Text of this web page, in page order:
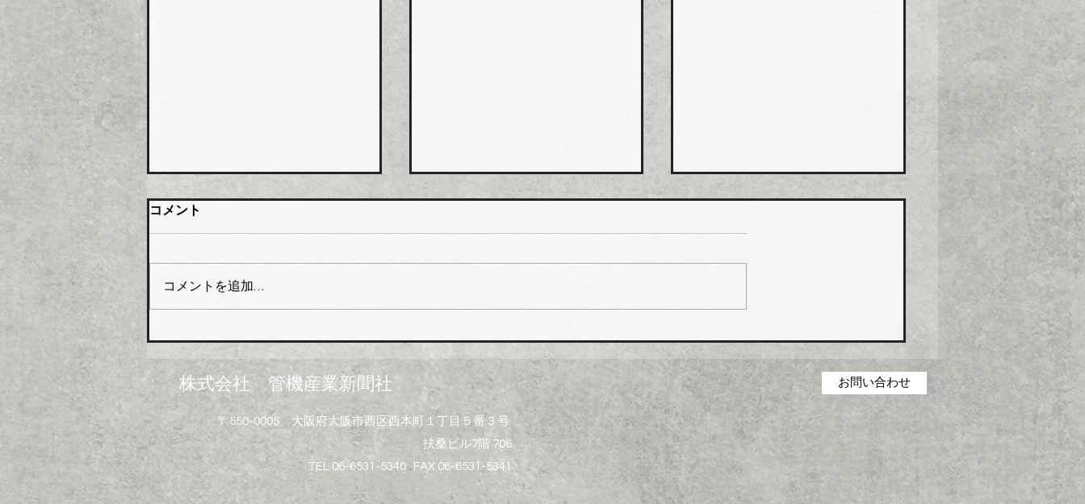
大阪管材組合 石油由来製品
の対策要望書を近畿経済産業
局へ
組合員企業１０４社を対象に
「中東情勢の変化に伴う供給不
米国・イスラエルのイランへ
の軍事攻撃は中東情勢の悪化を
招き、日本経済に深刻なダメー
ジを与えている。原油・ナフサ
を原料とする配管資材や建設資
材で急激な価格高騰と供給不安
といった影響が広がっている。
ヒトミを完全子会社化、ヒト
ミ新社長に七條智氏就任
ホーコス グリース阻集器・
値上げ
一部製品について価格改定（値
製造の合理化・コストダウン・
経費低減に取り組んできたが、
昨今の原材料・エネルギーコス
トの高騰を吸収することができ
ず、一部製品の価格改定（値上
げ）に踏み切った。 対象とな
る製品は、グリース阻集器、排
水桝、オイル阻集器、その他阻
コメント
コメントを追加…
株式会社 管機産業新聞社 お問い合わせ
〒550-0005 大阪府大阪市西区西本町１丁目５番３号
扶桑ビル7階 706
TEL 06-6531-5340 FAX 06-6531-5341